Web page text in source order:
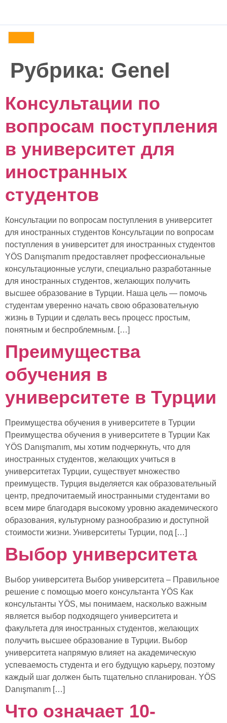
YÖS
Рубрика: Genel
Консультации по
вопросам поступления
в университет для
иностранных
студентов
Консультации по вопросам поступления в университет
для иностранных студентов Консультации по вопросам
поступления в университет для иностранных студентов
YÖS Danışmanım предоставляет профессиональные
консультационные услуги, специально разработанные
для иностранных студентов, желающих получить
высшее образование в Турции. Наша цель — помочь
студентам уверенно начать свою образовательную
жизнь в Турции и сделать весь процесс простым,
понятным и беспроблемным. […]
Преимущества
обучения в
университете в Турции
Преимущества обучения в университете в Турции
Преимущества обучения в университете в Турции Как
YÖS Danışmanım, мы хотим подчеркнуть, что для
иностранных студентов, желающих учиться в
университетах Турции, существует множество
преимуществ. Турция выделяется как образовательный
центр, предпочитаемый иностранными студентами во
всем мире благодаря высокому уровню академического
образования, культурному разнообразию и доступной
стоимости жизни. Университеты Турции, под […]
Выбор университета
Выбор университета Выбор университета – Правильное
решение с помощью моего консультанта YÖS Как
консультанты YÖS, мы понимаем, насколько важным
является выбор подходящего университета и
факультета для иностранных студентов, желающих
получить высшее образование в Турции. Выбор
университета напрямую влияет на академическую
успеваемость студента и его будущую карьеру, поэтому
каждый шаг должен быть тщательно спланирован. YÖS
Danışmanım […]
Что означает 10-